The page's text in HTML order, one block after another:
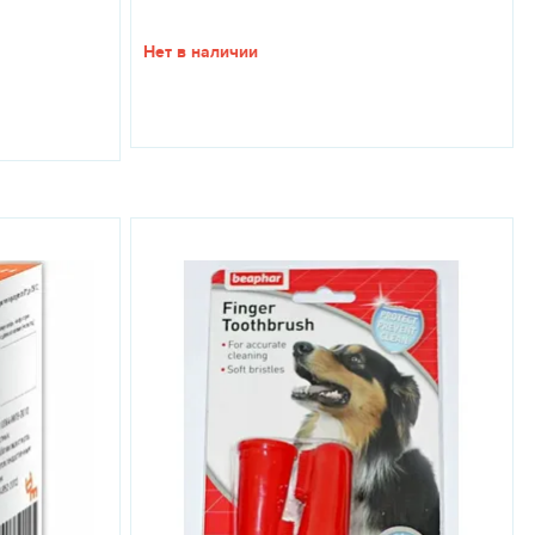
безопасности, предусмотренные при работе с
Нет в наличии